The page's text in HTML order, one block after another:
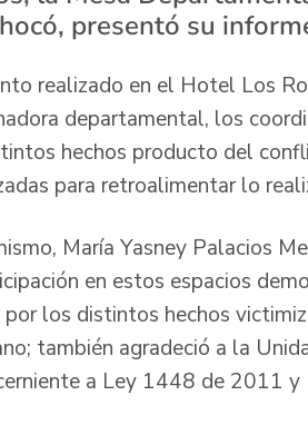
presentó su
realizado en el Hotel Los
departamental, los
hechos producto del
para retroalimentar lo
María Yasney Palacios
en estos espacios
por los distintos hechos
también agradeció a la
a Ley 1448 de 2011